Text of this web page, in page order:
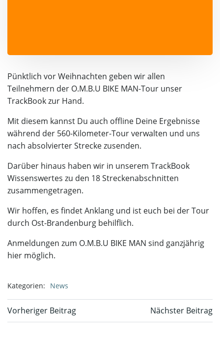
Pünktlich vor Weihnachten geben wir allen
Teilnehmern der O.M.B.U BIKE MAN-Tour unser
TrackBookzur Hand.
Mit diesem kannst Du auch offline Deine Ergebnisse
während der 560-Kilometer-Tour verwalten und uns
nach absolvierter Strecke zusenden.
Darüber hinaus haben wir in unserem TrackBook
Wissenswertes zu den 18 Streckenabschnitten
zusammengetragen.
Wir hoffen, es findet Anklang und ist euch bei der Tour
durch Ost-Brandenburg behilflich.
Anmeldungen zum O.M.B.U BIKE MAN sind ganzjährig
hier möglich.
Kategorien: News
Beitragsnavigation
Vorheriger Beitrag Nächster Beitrag